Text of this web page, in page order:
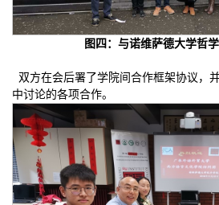
图四：与诺维萨德大学哲
双方在会后署了学院间合作框架协议，
中讨论的各项合作。